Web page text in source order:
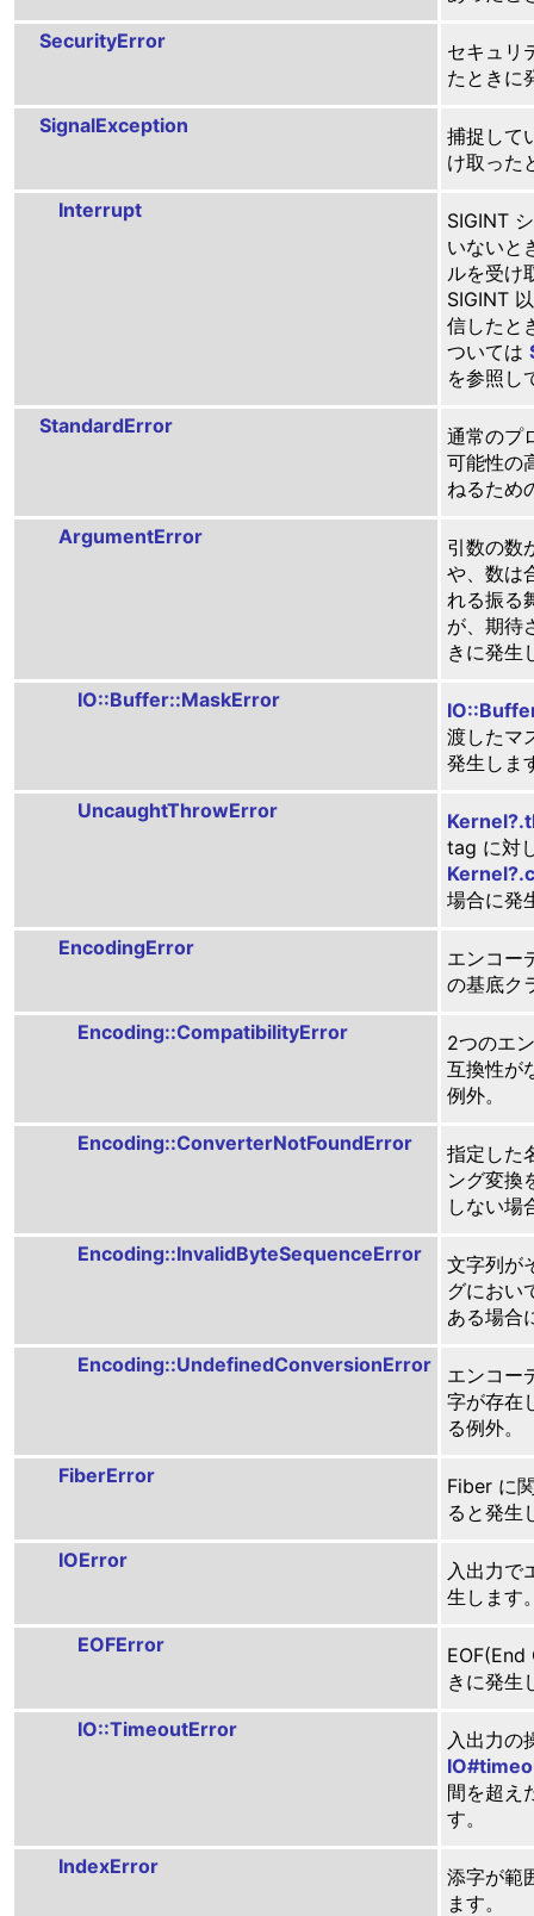
SecurityError
セキュリ
たときに
SignalException
捕捉して
け取った
Interrupt
SIGINT
いないと
ルを受け
SIGINT
信したと
ついては
を参照し
StandardError
通常のプ
可能性の
ねるため
ArgumentError
引数の数
や、数は
れる振る
が、期待
きに発生
IO::Buffer::MaskError
渡したマ
発生しま
UncaughtThrowError
tag に対
場合に発
EncodingError
エンコー
の基底ク
Encoding::CompatibilityError
2つのエ
互換性が
例外。
Encoding::ConverterNotFoundError
指定した
ング変換
しない場
Encoding::InvalidByteSequenceError
文字列が
グにおい
ある場合
Encoding::UndefinedConversionError
エンコー
字が存在
る例外。
FiberError
Fiber に
ると発生
IOError
入出力で
生します
EOFError
EOF(End
きに発生
IO::TimeoutError
入出力の
間を超え
す。
IndexError
添字が範
ます。